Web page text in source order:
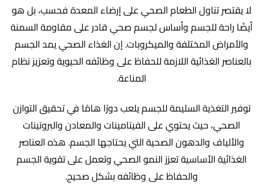
لا يقتصر تناول الطعام الصحي على إرضاء المعدة فحسب، بل هو
أيضًا راحة للجسم وأساس لجسم صحي قادر على مقاومة السمنة
والأمراض المختلفة والميكروبات. إن الغذاء الصحي يمد الجسم
بالعناصر الغذائية اللازمة للحفاظ على وظائفه الحيوية وتعزيز نظام
المناعة.
توفير التغذية السليمة للجسم يلعب دورًا هامًا في تحقيق التوازن
الصحي، حيث يحتوي على الفيتامينات والمعادن والبروتينات
والألياف والدهون الصحية التي يحتاجها الجسم. هذه العناصر
الغذائية الأساسية تعزز النمو الصحي وتعمل على تقوية الجسم
والحفاظ على وظائفه بشكل صحيح.